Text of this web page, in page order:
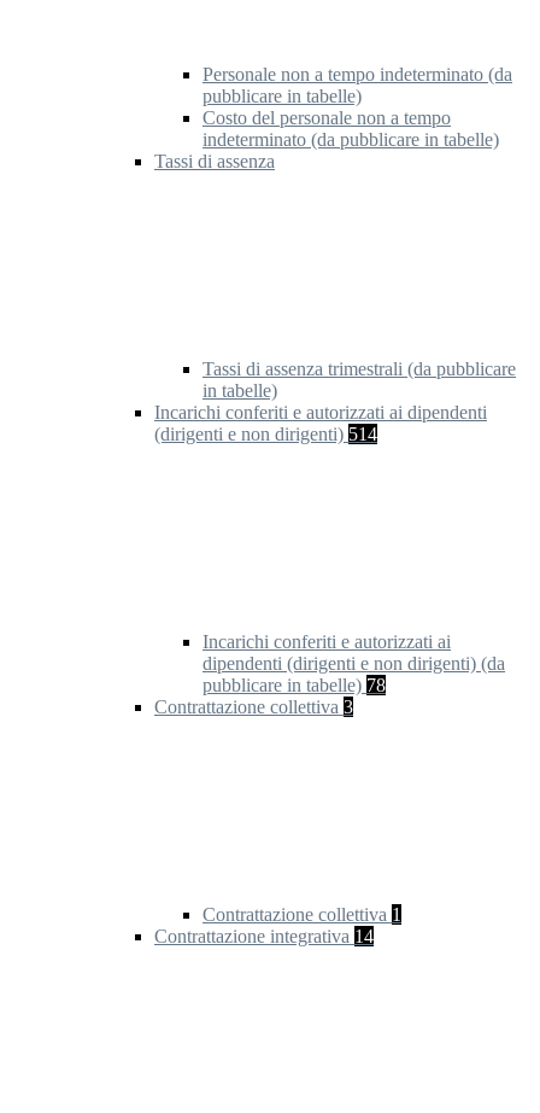
Personale non a tempo indeterminato (da
pubblicare in tabelle)
Costo del personale non a tempo
indeterminato (da pubblicare in tabelle)
Tassi di assenza
Tassi di assenza trimestrali (da pubblicare
in tabelle)
Incarichi conferiti e autorizzati ai dipendenti
(dirigenti e non dirigenti) 514
Incarichi conferiti e autorizzati ai
dipendenti (dirigenti e non dirigenti) (da
pubblicare in tabelle) 78
Contrattazione collettiva 3
Contrattazione collettiva 1
Contrattazione integrativa 14